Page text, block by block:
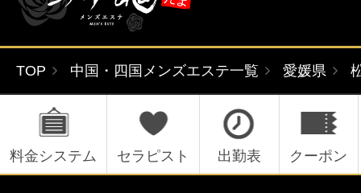
閲覧履歴
ゲストさん
関西版
北海道・東北版 九州・沖縄版
無料会員登録
TOP 中国・四国メンズエステ一覧 愛媛県
料金システム セラピスト 出勤表 クーポン